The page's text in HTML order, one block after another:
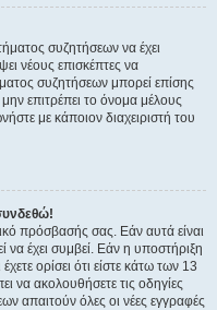
συζητήσεων να έχει
νέους επισκέπτες να
συζητήσεων μπορεί επίσης
επιτρέπει το όνομα μέλους
με κάποιον διαχειριστή του
πρόσβασής σας. Εάν αυτά είναι
έχει συμβεί. Εάν η υποστήριξη
ορίσει ότι είστε κάτω των 13
να ακολουθήσετε τις οδηγίες
απαιτούν όλες οι νέες εγγραφές